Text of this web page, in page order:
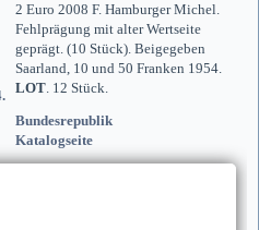
2 Euro 2008 F. Hamburger Michel.
Fehlprägung mit alter Wertseite
geprägt. (10 Stück). Beigegeben
Saarland, 10 und 50 Franken 1954.
LOT. 12 Stück.
Bundesrepublik
Katalogseite